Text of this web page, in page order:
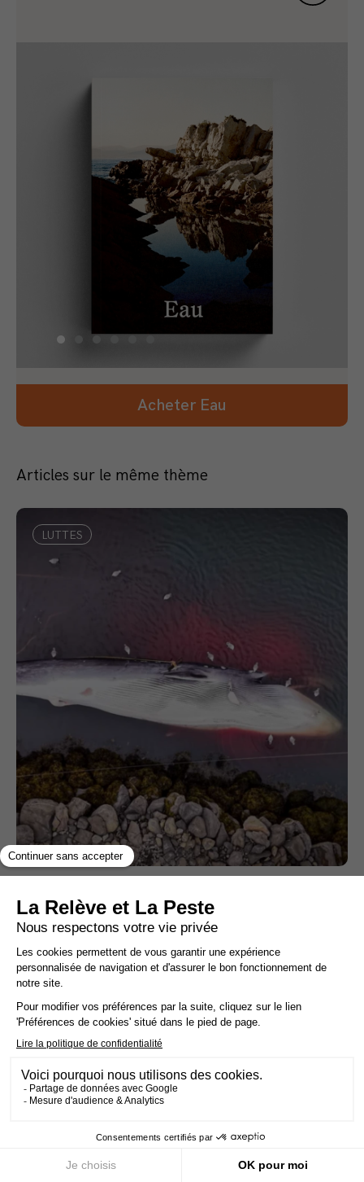
Acheter Eau
Articles sur le même thème
LUTTES
contre la chasse aux baleines, ils vont être
expulsés